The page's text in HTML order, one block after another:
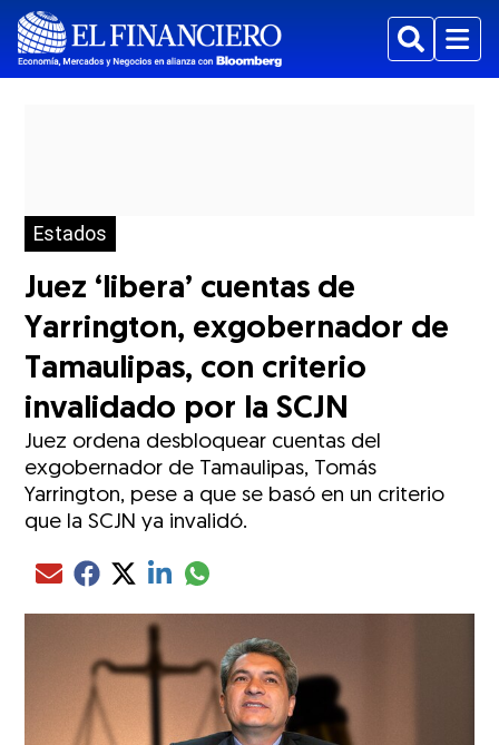
BuscarMenu
Estados
Juez ‘libera’ cuentas de
Yarrington, exgobernador de
Tamaulipas, con criterio
invalidado por la SCJN
Juez ordena desbloquear cuentas del
exgobernador de Tamaulipas, Tomás
Yarrington, pese a que se basó en un criterio
que la SCJN ya invalidó.
Compartir el artículo actual mediante Email
Compartir el artículo actual mediante Facebook
Compartir el artículo actual mediante Twitter
Compartir el artículo actual mediante LinkedIn
Compartir el artículo actual mediante